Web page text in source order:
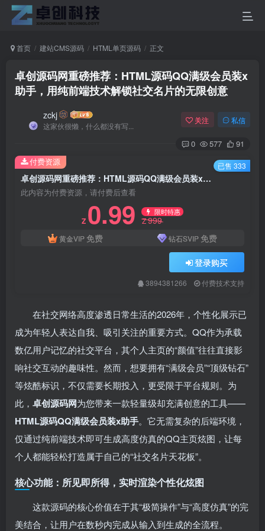
首页 建站CMS源码 HTML单页源码 正文
卓创源码网重磅推荐：HTML源码QQ满级会员装x
助手，用纯前端技术解锁社交名片的无限创意
zckj
这家伙很懒，什么都没有写...
关注 私信
0 577 91
卓创源码网重磅推荐：HTML源码QQ满级会员装x助手，用纯前端技术解锁社交名片的无限创意
此内容为付费资源，请付费后查看
Z 0.99 限时特惠
Z999
黄金VIP 免费 钻石SVIP 免费
登录购买
3894381266 付费技术支持
付费资源 已售 333
在社交网络高度渗透日常生活的2026年，个性化展示已
成为年轻人表达自我、吸引关注的重要方式。QQ作为承载
数亿用户记忆的社交平台，其个人主页的“颜值”往往直接影
响社交互动的趣味性。然而，想要拥有“满级会员”“顶级钻石”
等炫酷标识，不仅需要长期投入，更受限于平台规则。为
此， 卓创源码网为您带来一款轻量级却充满创意的工具——
HTML源码QQ满级会员装x助手。它无需复杂的后端环境，
仅通过纯前端技术即可生成高度仿真的QQ主页炫图，让每
个人都能轻松打造属于自己的“社交名片天花板”。
核心功能：所见即所得，实时渲染个性化炫图
这款源码的核心价值在于其“极简操作”与“高度仿真”的完
美结合，让用户在数秒内完成从输入到生成的全流程。